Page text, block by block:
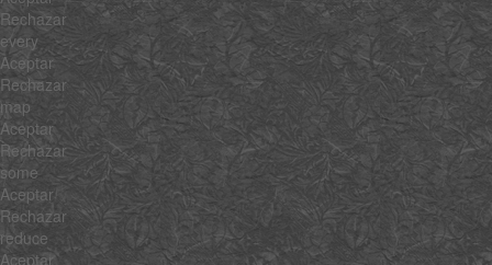
Rechazar
every
Aceptar
Rechazar
map
Aceptar
Rechazar
some
Aceptar
Rechazar
reduce
Aceptar